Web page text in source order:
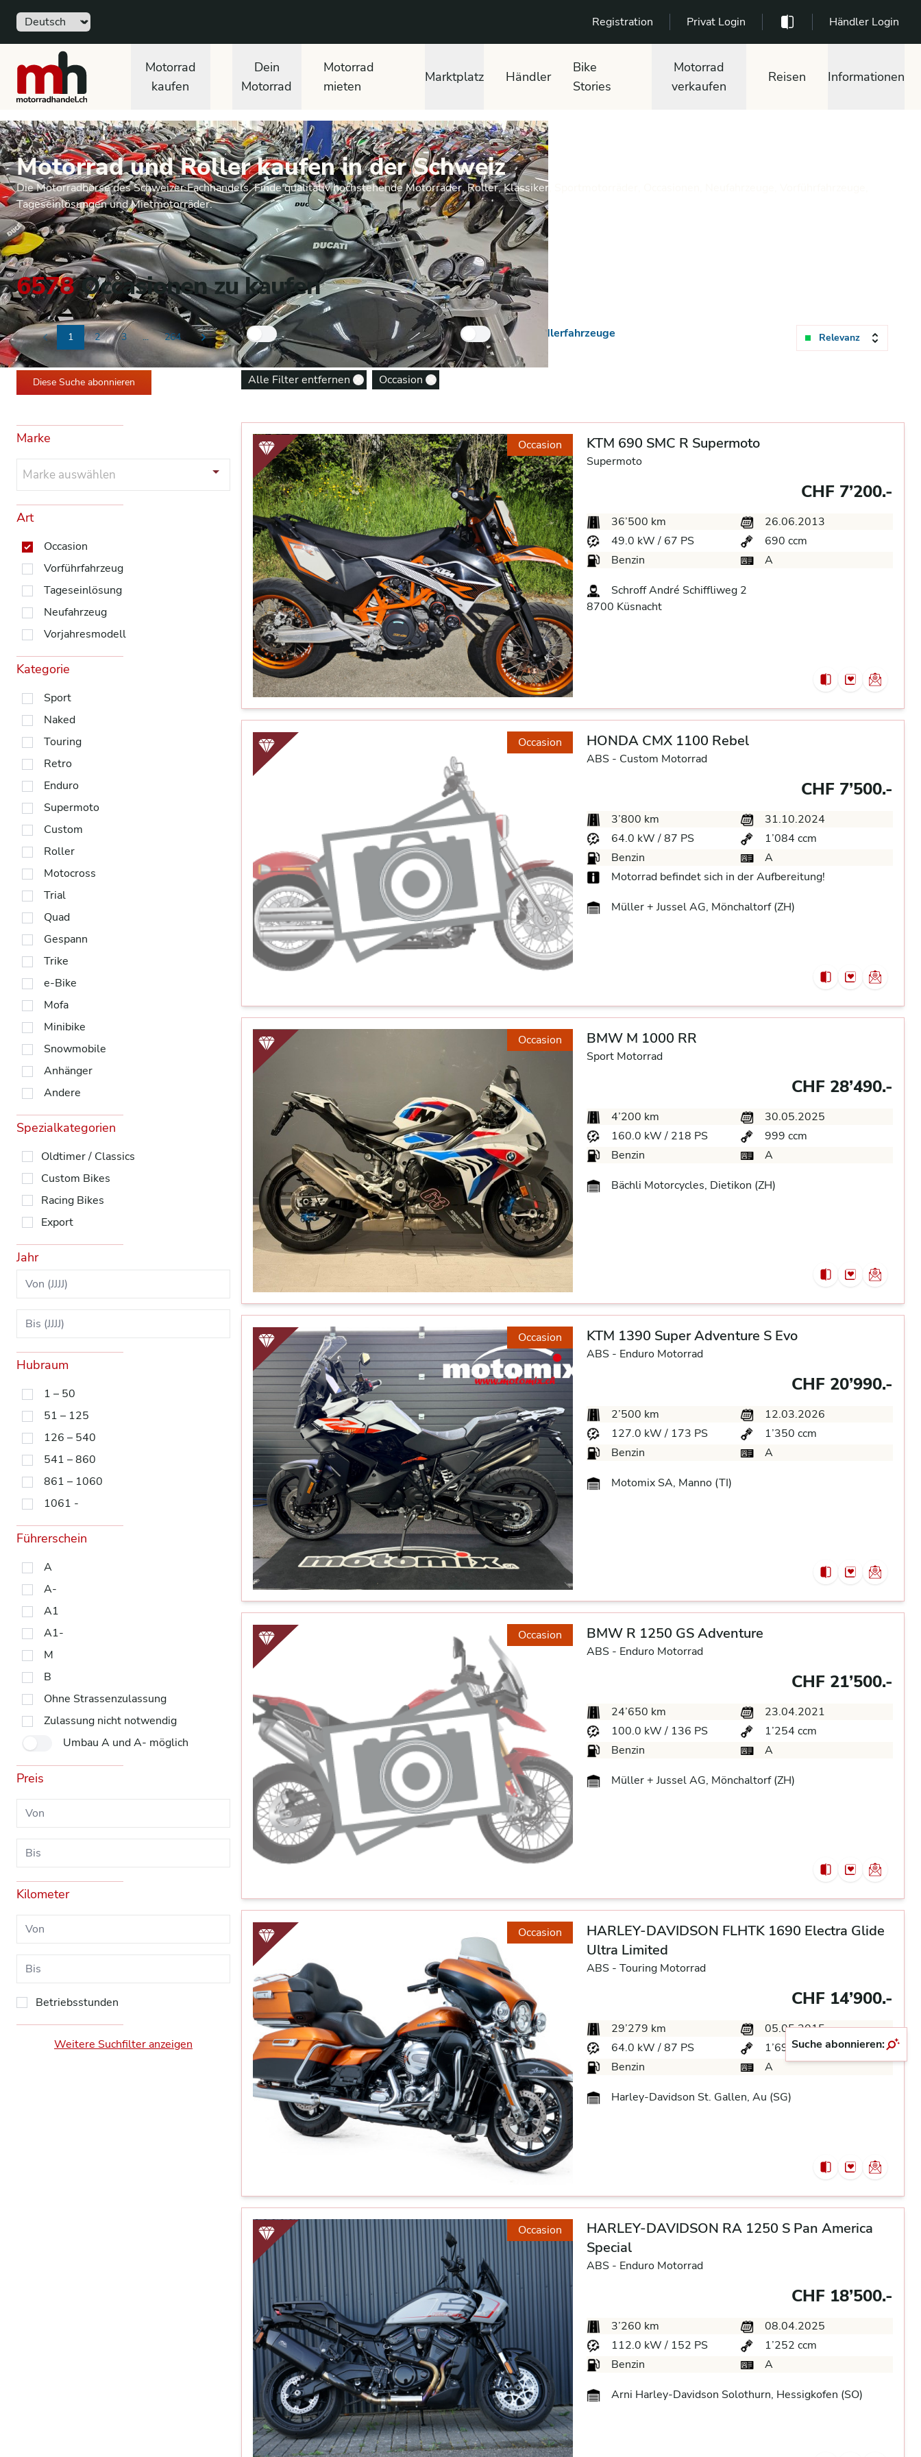
Sprache Registration Privat Login Händler Login
motorradhandel.ch
Motorrad
kaufen
Dein
Motorrad
Motorrad
mieten
Marktplatz Händler
Bike
Stories
Motorrad
verkaufen
Reisen Informationen
Motorrad und Roller kaufen in der Schweiz
Die Motorradbörse des Schweizer Fachhandels. Finde qualitativ hochstehende Motorräder, Roller, Klassiker, Sportmotorräder, Occasionen, Neufahrzeuge, Vorführfahrzeuge,
Tageseinlösungen und Mietmotorräder.
6578Occasionen zu kaufen
Previous
1 2 3 ... 264 Next
Nur Neuzugänge Nur Händlerfahrzeuge Relevanz
Diese Suche abonnieren Alle Filter entfernen Remove option
Occasion Remove option
Marke
Marke auswählen
Art
Occasion
Vorführfahrzeug
Tageseinlösung
Neufahrzeug
Vorjahresmodell
Kategorie
Sport
Naked
Touring
Retro
Enduro
Supermoto
Custom
Roller
Motocross
Trial
Quad
Gespann
Trike
e-Bike
Mofa
Minibike
Snowmobile
Anhänger
Andere
Spezialkategorien
Oldtimer / Classics
Custom Bikes
Racing Bikes
Export
Jahr
Hubraum
1 – 50
51 – 125
126 – 540
541 – 860
861 – 1060
1061 -
Führerschein
A
A-
A1
A1-
M
B
Ohne Strassenzulassung
Zulassung nicht notwendig
Umbau A und A- möglich
Preis
Kilometer
Betriebsstunden
Weitere Suchfilter anzeigen
Occasion KTM 690 SMC R Supermoto
Supermoto
CHF 7’200.-
36’500 km
26.06.2013
49.0 kW / 67 PS
690 ccm
Benzin
A
Schroff André Schiffliweg 2
8700 Küsnacht
Occasion HONDA CMX 1100 Rebel
ABS - Custom Motorrad
CHF 7’500.-
3’800 km
31.10.2024
64.0 kW / 87 PS
1’084 ccm
Benzin
A
Motorrad befindet sich in der Aufbereitung!
Müller + Jussel AG, Mönchaltorf (ZH)
Occasion BMW M 1000 RR
Sport Motorrad
CHF 28’490.-
4’200 km
30.05.2025
160.0 kW / 218 PS
999 ccm
Benzin
A
Bächli Motorcycles, Dietikon (ZH)
Occasion KTM 1390 Super Adventure S Evo
ABS - Enduro Motorrad
CHF 20’990.-
2’500 km
12.03.2026
127.0 kW / 173 PS
1’350 ccm
Benzin
A
Motomix SA, Manno (TI)
Occasion BMW R 1250 GS Adventure
ABS - Enduro Motorrad
CHF 21’500.-
24’650 km
23.04.2021
100.0 kW / 136 PS
1’254 ccm
Benzin
A
Müller + Jussel AG, Mönchaltorf (ZH)
Occasion
HARLEY-DAVIDSON FLHTK 1690 Electra Glide
Ultra Limited
ABS - Touring Motorrad
CHF 14’900.-
29’279 km
05.05.2015
64.0 kW / 87 PS
1’690 ccm
Benzin
A
Harley-Davidson St. Gallen, Au (SG)
Occasion
HARLEY-DAVIDSON RA 1250 S Pan America
Special
ABS - Enduro Motorrad
CHF 18’500.-
3’260 km
08.04.2025
112.0 kW / 152 PS
1’252 ccm
Benzin
A
Arni Harley-Davidson Solothurn, Hessigkofen (SO)
Suche abonnieren: